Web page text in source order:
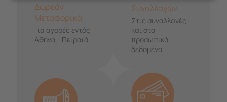
Δωρεάν
Μεταφορικά
Για αγορές εντός
Αθήνα - Πειραιά
Συναλλαγών
Στις συναλλαγές
και στα
προσωπικά
δεδομένα